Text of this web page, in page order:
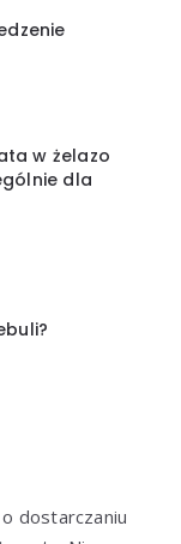
w żelazo
dla
dostarczaniu